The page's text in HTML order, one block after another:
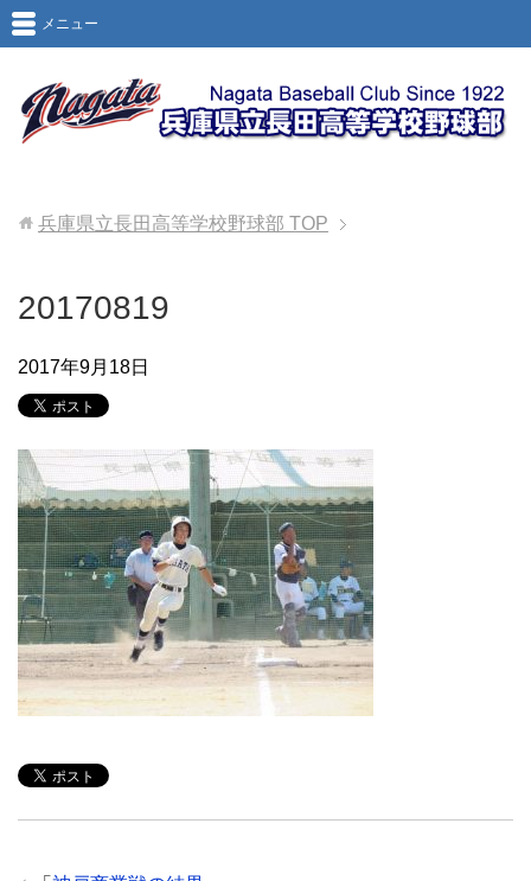
メニュー
兵庫県立長田高等学校野球部 TOP
20170819
2017年9月18日